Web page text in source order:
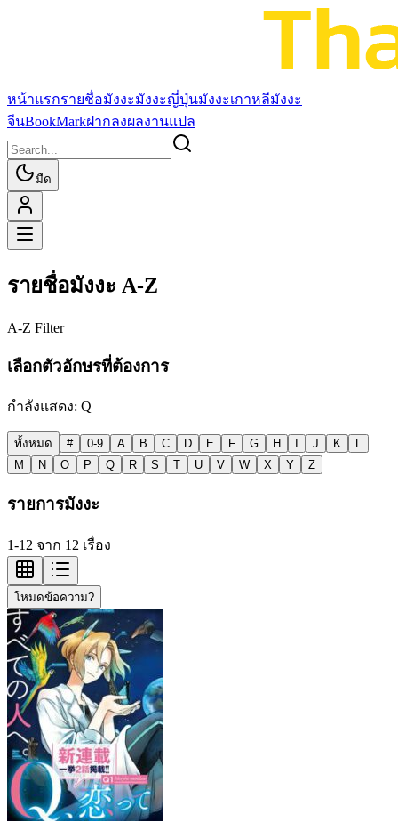
หน้าแรกรายชื่อมังงะมังงะญี่ปุ่นมังงะเกาหลีมังงะ
จีนBookMarkฝากลงผลงานแปล
มืด
รายชื่อมังงะ A-Z
A-Z Filter
เลือกตัวอักษรที่ต้องการ
กำลังแสดง: Q
ทั้งหมด # 0-9 A B C D E F G H J K
L
M
N O P Q R S T U V W X Y Z
รายการมังงะ
1-12 จาก 12 เรื่อง
โหมดข้อความ?